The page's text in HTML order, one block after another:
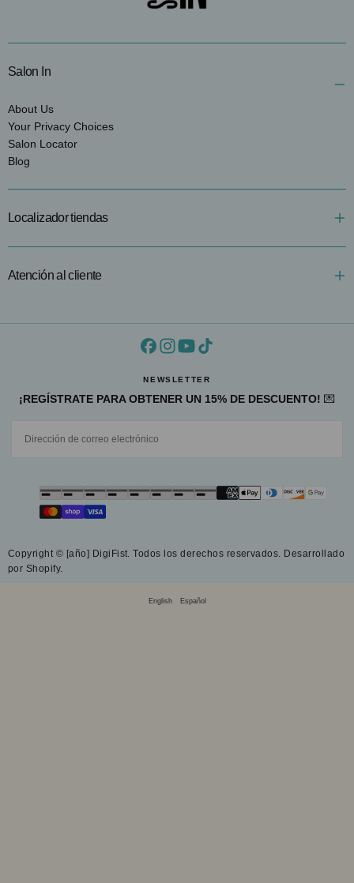
Salon In
About Us
Your Privacy Choices
Salon Locator
Blog
Localizador tiendas
Atención al cliente
NEWSLETTER
¡REGÍSTRATE PARA OBTENER UN 15% DE DESCUENTO! 💌
ELECTRÓNICO
Métodos
Copyright © [año] DigiFist. Todos los derechos reservados. Desarrollado
por Shopify.
English Español